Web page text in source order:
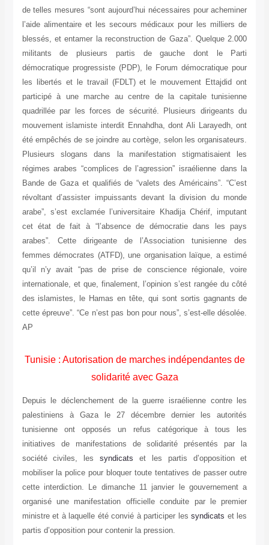
de telles mesures “sont aujourd’hui nécessaires pour acheminer
l’aide alimentaire et les secours médicaux pour les milliers de
blessés, et entamer la reconstruction de Gaza”. Quelque 2.000
militants de plusieurs partis de gauche dont le Parti
démocratique progressiste (PDP), le Forum démocratique pour
les libertés et le travail (FDLT) et le mouvement Ettajdid ont
participé à une marche au centre de la capitale tunisienne
quadrillée par les forces de sécurité. Plusieurs dirigeants du
mouvement islamiste interdit Ennahdha, dont Ali Larayedh, ont
été empêchés de se joindre au cortège, selon les organisateurs.
Plusieurs slogans dans la manifestation stigmatisaient les
régimes arabes “complices de l’agression” israélienne dans la
Bande de Gaza et qualifiés de “valets des Américains”. “C’est
révoltant d’assister impuissants devant la division du monde
arabe”, s’est exclamée l’universitaire Khadija Chérif, imputant
cet état de fait à “l’absence de démocratie dans les pays
arabes”. Cette dirigeante de l’Association tunisienne des
femmes démocrates (ATFD), une organisation laïque, a estimé
qu’il n’y avait “pas de prise de conscience régionale, voire
internationale, et que, finalement, l’opinion s’est rangée du côté
des islamistes, le Hamas en tête, qui sont sortis gagnants de
cette épreuve”. “Ce n’est pas bon pour nous”, s’est-elle désolée.
AP
Tunisie : Autorisation de marches indépendantes de
solidarité avec Gaza
Depuis le déclenchement de la guerre israélienne contre les
palestiniens à Gaza le 27 décembre dernier les autorités
tunisienne ont opposés un refus catégorique à tous les
initiatives de manifestations de solidarité présentés par la
société civiles, lessyndicats et les partis d’opposition et
mobiliser la police pour bloquer toute tentatives de passer outre
cette interdiction. Le dimanche 11 janvier le gouvernement a
organisé une manifestation officielle conduite par le premier
ministre et à laquelle été convié à participer lessyndicats et les
partis d’opposition pour contenir la pression.